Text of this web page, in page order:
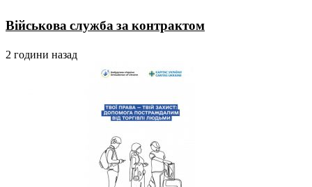
Військова служба за контрактом
2 години назад